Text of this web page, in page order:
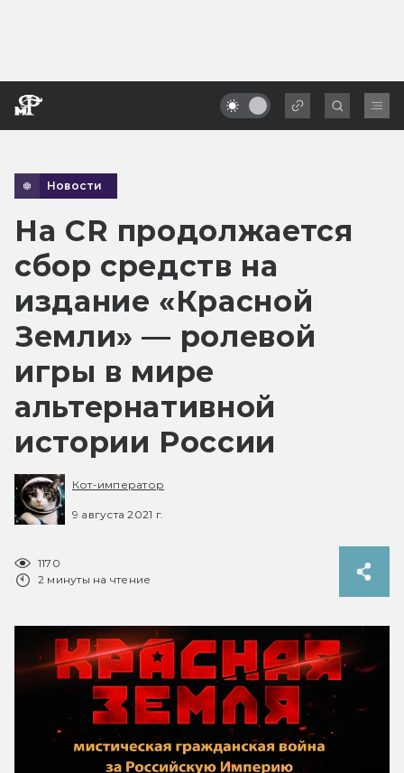
Новости
На CR продолжается
сбор средств на
издание «Красной
Земли» — ролевой
игры в мире
альтернативной
истории России
Кот-император
9 августа 2021 г.
1170
2 минуты на чтение